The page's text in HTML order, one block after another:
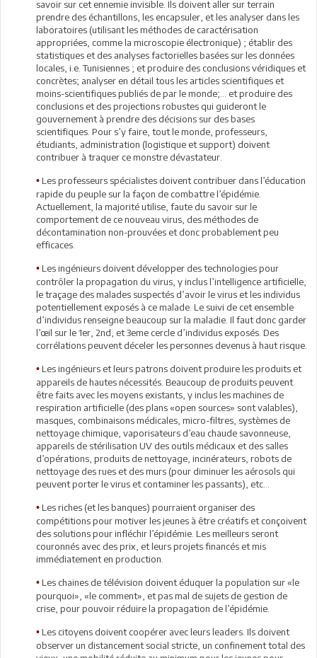
savoir sur cet ennemie invisible. Ils doivent aller sur terrain
prendre des échantillons, les encapsuler, et les analyser dans les
laboratoires (utilisant les méthodes de caractérisation
appropriées, comme la microscopie électronique) ; établir des
statistiques et des analyses factorielles basées sur les données
locales, i.e. Tunisiennes ; et produire des conclusions véridiques et
concrètes; analyser en détail tous les articles scientifiques et
moins-scientifiques publiés de par le monde;… et produire des
conclusions et des projections robustes qui guideront le
gouvernement à prendre des décisions sur des bases
scientifiques. Pour s’y faire, tout le monde, professeurs,
étudiants, administration (logistique et support) doivent
contribuer à traquer ce monstre dévastateur.
• Les professeurs spécialistes doivent contribuer dans l’éducation
rapide du peuple sur la façon de combattre l’épidémie.
Actuellement, la majorité utilise, faute du savoir sur le
comportement de ce nouveau virus, des méthodes de
décontamination non-prouvées et donc probablement peu
efficaces.
• Les ingénieurs doivent développer des technologies pour
contrôler la propagation du virus, y inclus l’intelligence artificielle,
le traçage des malades suspectés d’avoir le virus et les individus
potentiellement exposés à ce malade. Le suivi de cet ensemble
d’individus renseigne beaucoup sur la maladie. Il faut donc garder
l’œil sur le 1er, 2nd, et 3eme cercle d’individus exposés. Des
corrélations peuvent déceler les personnes devenus à haut risque.
• Les ingénieurs et leurs patrons doivent produire les produits et
appareils de hautes nécessités. Beaucoup de produits peuvent
être faits avec les moyens existants, y inclus les machines de
respiration artificielle (des plans «open sources» sont valables),
masques, combinaisons médicales, micro-filtres, systèmes de
nettoyage chimique, vaporisateurs d’eau chaude savonneuse,
appareils de stérilisation UV des outils médicaux et des salles
d’opérations, produits de nettoyage, incinérateurs, robots de
nettoyage des rues et des murs (pour diminuer les aérosols qui
peuvent porter le virus et contaminer les passants), etc…
• Les riches (et les banques) pourraient organiser des
compétitions pour motiver les jeunes à être créatifs et conçoivent
des solutions pour infléchir l’épidémie. Les meilleurs seront
couronnés avec des prix, et leurs projets financés et mis
immédiatement en production.
• Les chaines de télévision doivent éduquer la population sur «le
pourquoi», «le comment», et pas mal de sujets de gestion de
crise, pour pouvoir réduire la propagation de l’épidémie.
• Les citoyens doivent coopérer avec leurs leaders. Ils doivent
observer un distancement social stricte, un confinement total des